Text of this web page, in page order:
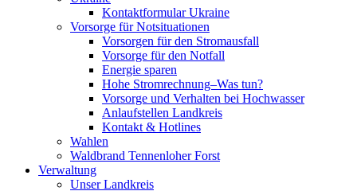
Kontaktformular Ukraine
Vorsorge für Notsituationen
Vorsorgen für den Stromausfall
Vorsorge für den Notfall
Energie sparen
Hohe Stromrechnung–Was tun?
Vorsorge und Verhalten bei Hochwasser
Anlaufstellen Landkreis
Kontakt & Hotlines
Wahlen
Waldbrand Tennenloher Forst
Verwaltung
Unser Landkreis